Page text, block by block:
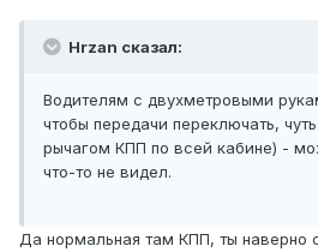
Hrzan сказал:
Водителям с двухметровыми
чтобы передачи переключать,
рычагом КПП по всей кабине) -
что-то не видел.
Да нормальная там КПП, ты наверно